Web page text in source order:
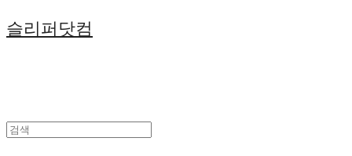
슬리퍼닷컴